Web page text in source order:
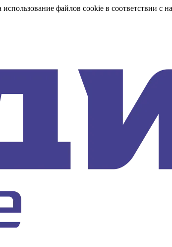
файлов cookie в соответствии с